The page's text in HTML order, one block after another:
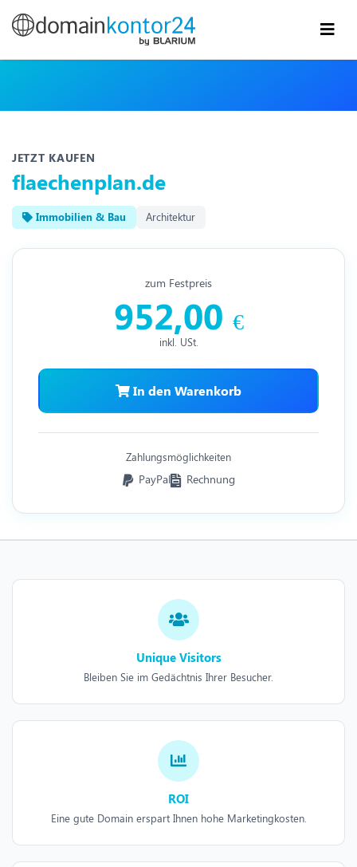
JETZT KAUFEN
flaechenplan.de
Immobilien & Bau Architektur
zum Festpreis
952,00 €
inkl. USt.
In den Warenkorb
Zahlungsmöglichkeiten
PayPal Rechnung
Unique Visitors
Bleiben Sie im Gedächtnis Ihrer Besucher.
ROI
Eine gute Domain erspart Ihnen hohe Marketingkosten.